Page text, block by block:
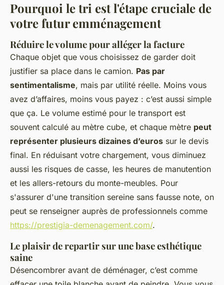
Pourquoi le tri est l'étape cruciale de
votre futur emménagement
Réduire le volume pour alléger la facture
Chaque objet que vous choisissez de garder doit
justifier sa place dans le camion. Pas par
sentimentalisme, mais par utilité réelle. Moins vous
avez d’affaires, moins vous payez : c’est aussi simple
que ça. Le volume estimé pour le transport est
souvent calculé au mètre cube, et chaque mètre peut
représenter plusieurs dizaines d’euros sur le devis
final. En réduisant votre chargement, vous diminuez
aussi les risques de casse, les heures de manutention
et les allers-retours du monte-meubles. Pour
s'assurer d'une transition sereine sans fausse note, on
peut se renseigner auprès de professionnels comme
https://prestigia-demenagement.com/.
Le plaisir de repartir sur une base esthétique
saine
Désencombrer avant de déménager, c’est comme